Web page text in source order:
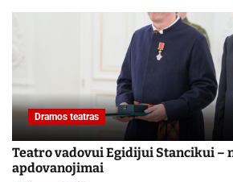
Dramos teatras
Teatro vadovui Egidijui Stancikui –
apdovanojimai